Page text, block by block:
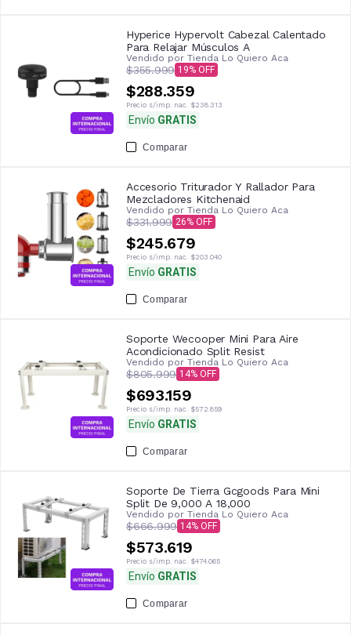
Hyperice Hypervolt Cabezal Calentado
Para Relajar Músculos A
Vendido por Tienda Lo Quiero Aca
$355.999 19
$288.359
Precio s/imp. nac. $238.313
Envío GRATIS
Comparar
Accesorio Triturador Y Rallador Para
Mezcladores Kitchenaid
Vendido por Tienda Lo Quiero Aca
$331.999 26
$245.679
Precio s/imp. nac. $203.040
Envío GRATIS
Comparar
Soporte Wecooper Mini Para Aire
Acondicionado Split Resist
Vendido por Tienda Lo Quiero Aca
$805.999 14
$693.159
Precio s/imp. nac. $572.859
Envío GRATIS
Comparar
Soporte De Tierra Gcgoods Para Mini
Split De 9,000 A 18,000
Vendido por Tienda Lo Quiero Aca
$666.999 14
$573.619
Precio s/imp. nac. $474.065
Envío GRATIS
Comparar